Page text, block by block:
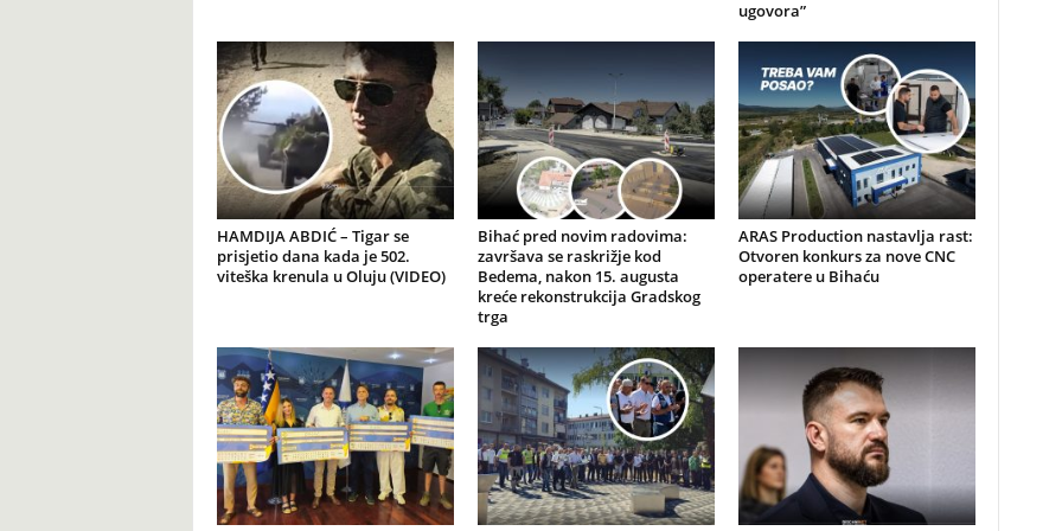
ugovora”
HAMDIJA ABDIĆ – Tigar se
prisjetio dana kada je 502.
viteška krenula u Oluju (VIDEO)
Bihać pred novim radovima:
završava se raskrižje kod
Bedema, nakon 15. augusta
kreće rekonstrukcija Gradskog
trga
ARAS Production nastavlja rast:
Otvoren konkurs za nove CNC
operatere u Bihaću